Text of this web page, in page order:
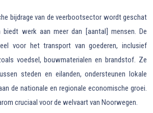
bijdrage van de veerbootsector wordt geschat
werk aan meer dan [aantal] mensen. De
voor het transport van goederen, inclusief
voedsel, bouwmaterialen en brandstof. Ze
steden en eilanden, ondersteunen lokale
de nationale en regionale economische groei.
cruciaal voor de welvaart van Noorwegen.